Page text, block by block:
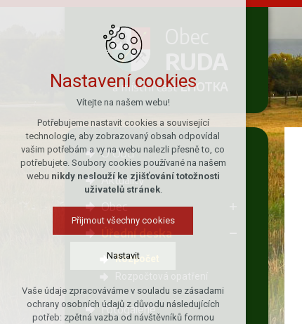
a místní částLHOTKA
O Obci
Aktuality
Obec
Úřední deska
Rozpočet
Fotogalerie
Nastavení cookies
Vítejte na našem webu!
Potřebujeme nastavit cookies a související
technologie, aby zobrazovaný obsah odpovídal
vašim potřebám a vy na webu nalezli přesně to, co
potřebujete. Soubory cookies používané na našem
webu nikdy neslouží ke zjišťování totožnosti
uživatelů stránek.
Přijmout všechny cookies
Nastavit
Technická cookies
nutná pro provozování webu
Vaše údaje zpracováváme v souladu se zásadami
ochrany osobních údajů z důvodu následujících
potřeb: zpětná vazba od návštěvníků formou